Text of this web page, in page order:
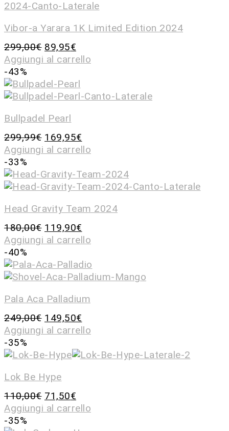
Vibor-a Yarara 1K Limited Edition 2024
299,00€ 89,95€
Aggiungi al carrello
-43%
Bullpadel Pearl
299,99€ 169,95€
Aggiungi al carrello
-33%
Head Gravity Team 2024
180,00€ 119,90€
Aggiungi al carrello
-40%
Pala Aca Palladium
249,00€ 149,50€
Aggiungi al carrello
-35%
Lok Be Hype
110,00€ 71,50€
Aggiungi al carrello
-35%